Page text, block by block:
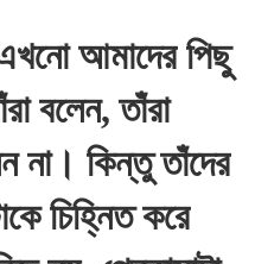
এখনো আমাদের পিছু
বলেন, তাঁরা
না। কিন্তু তাঁদের
চিহ্নিত করে